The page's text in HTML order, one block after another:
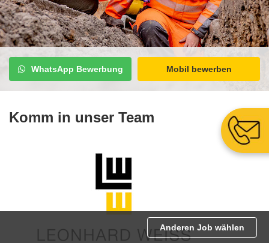
WhatsApp Bewerbung Mobil bewerben
Komm in unser Team
Anderen Job wählen